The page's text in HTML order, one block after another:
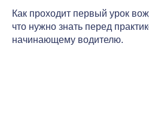
Как проходит первый урок
что нужно знать перед
начинающему водителю.